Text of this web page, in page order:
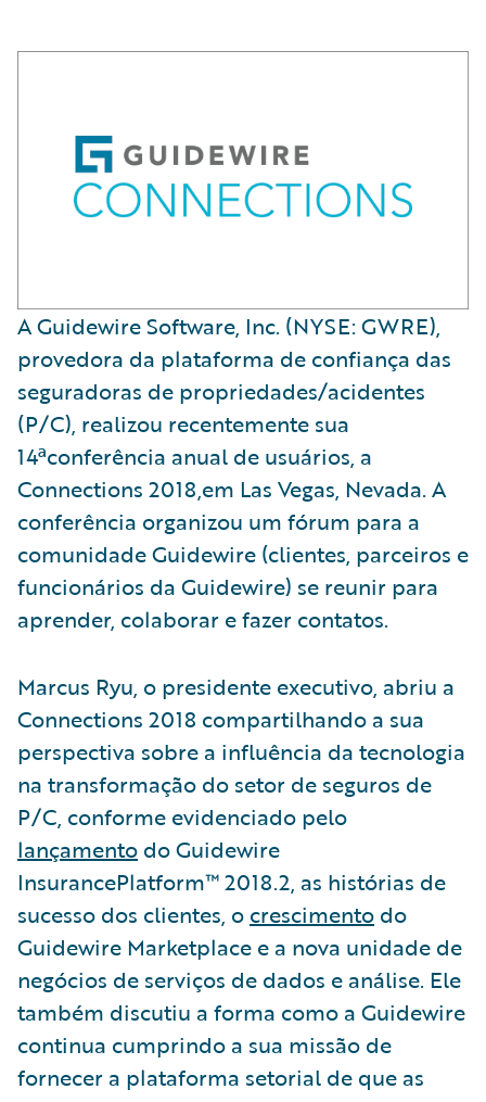
A Guidewire Software, Inc. (NYSE: GWRE),
provedora da plataforma de confiança das
seguradoras de propriedades/acidentes
(P/C), realizou recentemente sua
14ªconferência anual de usuários, a
Connections 2018,em Las Vegas, Nevada. A
conferência organizou um fórum para a
comunidade Guidewire (clientes, parceiros e
funcionários da Guidewire) se reunir para
aprender, colaborar e fazer contatos.
Marcus Ryu, o presidente executivo, abriu a
Connections 2018 compartilhando a sua
perspectiva sobre a influência da tecnologia
na transformação do setor de seguros de
P/C, conforme evidenciado pelo
lançamento do Guidewire
InsurancePlatform™ 2018.2, as histórias de
sucesso dos clientes, o crescimento do
Guidewire Marketplace e a nova unidade de
negócios de serviços de dados e análise. Ele
também discutiu a forma como a Guidewire
continua cumprindo a sua missão de
fornecer a plataforma setorial de que as